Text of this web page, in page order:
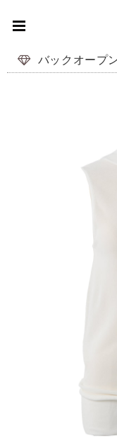
バックオープ